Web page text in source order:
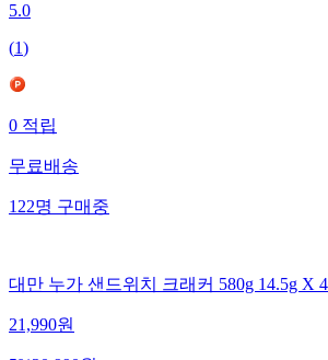
5.0
(1)
0적립
무료배송
122명구매중
대만 누가 샌드위치 크래커 580g 14.5g X
21,990원